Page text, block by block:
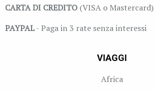
CARTA DI CREDITO (VISA o Mastercard)
PAYPAL- Paga in 3 rate senza interessi
VIAGGI
Africa